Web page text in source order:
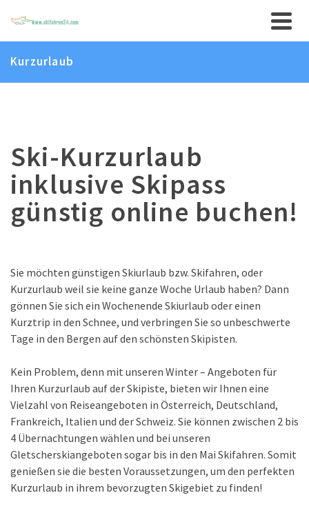
Kurzurlaub
Ski-Kurzurlaub
inklusive Skipass
günstig online buchen!
Sie möchten günstigen Skiurlaub bzw. Skifahren, oder
Kurzurlaub weil sie keine ganze Woche Urlaub haben? Dann
gönnen Sie sich ein Wochenende Skiurlaub oder einen
Kurztrip in den Schnee, und verbringen Sie so unbeschwerte
Tage in den Bergen auf den schönsten Skipisten.
Kein Problem, denn mit unseren Winter – Angeboten für
Ihren Kurzurlaub auf der Skipiste, bieten wir Ihnen eine
Vielzahl von Reiseangeboten in Österreich, Deutschland,
Frankreich, Italien und der Schweiz. Sie können zwischen 2 bis
4 Übernachtungen wählen und bei unseren
Gletscherskiangeboten sogar bis in den Mai Skifahren. Somit
genießen sie die besten Voraussetzungen, um den perfekten
Kurzurlaub in ihrem bevorzugten Skigebiet zu finden!